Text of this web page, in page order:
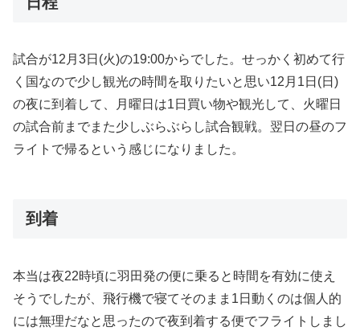
試合が12月3日(火)の19:00からでした。せっかく初めて行
く国なので少し観光の時間を取りたいと思い12月1日(日)
の夜に到着して、月曜日は1日買い物や観光して、火曜日
の試合前までまた少しぶらぶらし試合観戦。翌日の昼のフ
ライトで帰るという感じになりました。
到着
本当は夜22時頃に羽田発の便に乗ると時間を有効に使え
そうでしたが、飛行機で寝てそのまま1日動くのは個人的
には無理だなと思ったので夜到着する便でフライトしまし